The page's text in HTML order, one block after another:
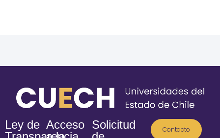
Ley de Acceso Solicitud
Contacto